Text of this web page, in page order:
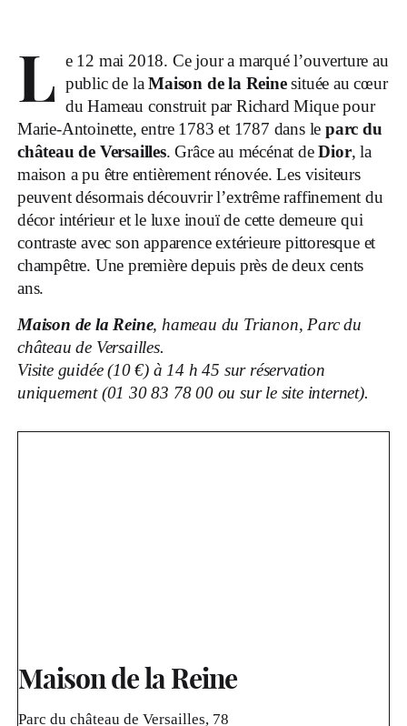
L e 12 mai 2018. Ce jour a marqué l’ouverture au
public de laMaison de la Reinesituée au cœur
du Hameau construit par Richard Mique pour
Marie-Antoinette, entre 1783 et 1787 dans le parc du
château de Versailles. Grâce au mécénat deDior, la
maison a pu être entièrement rénovée. Les visiteurs
peuvent désormais découvrir l’extrême raffinement du
décor intérieur et le luxe inouï de cette demeure qui
contraste avec son apparence extérieure pittoresque et
champêtre. Une première depuis près de deux cents
ans.
Maison de la Reine, hameau du Trianon, Parc du
château de Versailles.
Visite guidée (10 €) à 14 h 45 sur réservation
uniquement (01 30 83 78 00 ou sur le site internet).
Maison de la Reine
Parc du château de Versailles, 78